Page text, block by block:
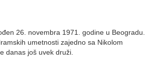
26. novembra 1971. godine u Beogradu.
umetnosti zajedno sa Nikolom
danas još uvek druži.